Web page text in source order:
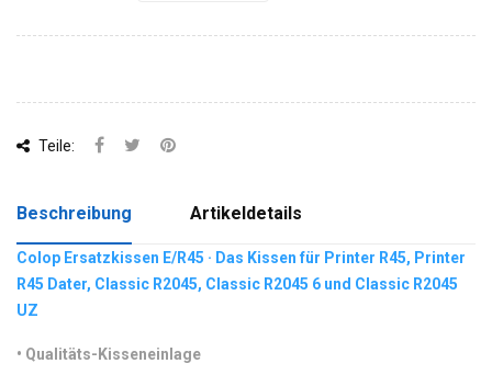
Teile:
Beschreibung Artikeldetails
Colop Ersatzkissen E/R45 · Das Kissen für Printer R45, Printer
R45 Dater, Classic R2045, Classic R2045 6 und Classic R2045
UZ
• Qualitäts-Kisseneinlage